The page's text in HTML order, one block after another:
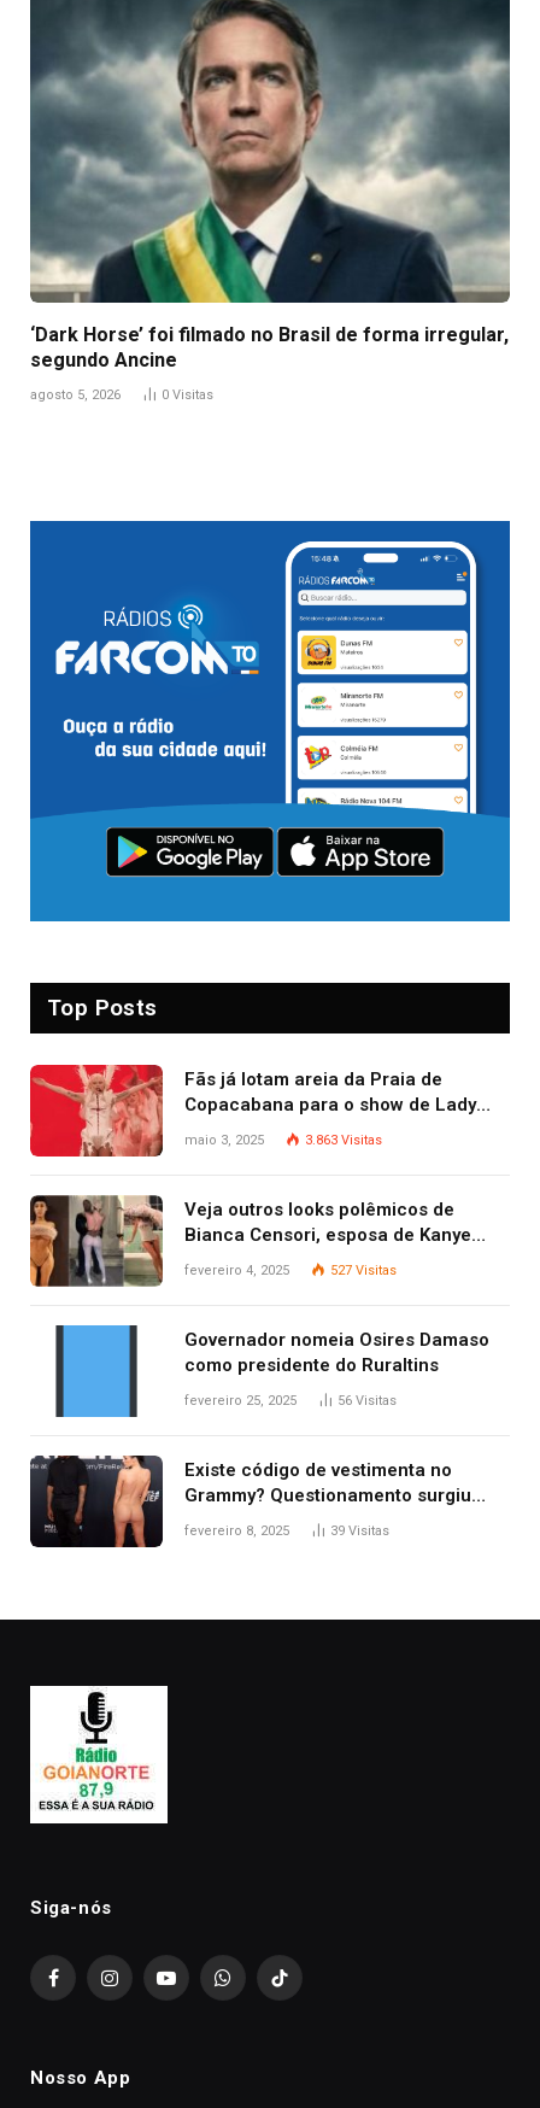
‘Dark Horse’ foi filmado no Brasil de forma irregular,
segundo Ancine
agosto 5, 2026 0 Visitas
Top Posts
Fãs já lotam areia da Praia de
Copacabana para o show de Lady
Gaga
maio 3, 2025 3.863 Visitas
Veja outros looks polêmicos de
Bianca Censori, esposa de Kanye
West que apareceu nua no Grammy
fevereiro 4, 2025 527 Visitas
Governador nomeia Osires Damaso
como presidente do Ruraltins
fevereiro 25, 2025 56 Visitas
Existe código de vestimenta no
Grammy? Questionamento surgiu
após Bianca Censori, mulher de
fevereiro 8, 2025 39 Visitas
Siga-nós
FacebookInstagramYouTubeWhatsAppTikTok
Nosso App